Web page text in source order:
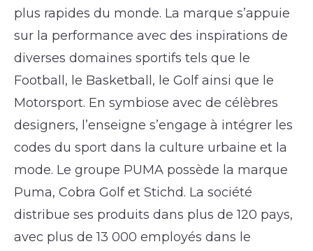
plus rapides du monde. La marque s’appuie
sur la performance avec des inspirations de
diverses domaines sportifs tels que le
Football, le Basketball, le Golf ainsi que le
Motorsport. En symbiose avec de célèbres
designers, l’enseigne s’engage à intégrer les
codes du sport dans la culture urbaine et la
mode. Le groupe PUMA possède la marque
Puma, Cobra Golf et Stichd. La société
distribue ses produits dans plus de 120 pays,
avec plus de 13 000 employés dans le